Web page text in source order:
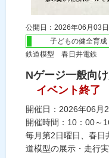
公開日：2026年06月03日
子どもの健全育成
鉄道模型 春日井電鉄
Nゲージ一般向
イベント終了
開催日：2026年06月
開催時間：10：00～
毎月第2日曜日、春日
道模型の展示・走行